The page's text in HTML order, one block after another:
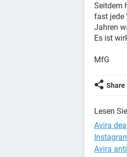
Seitdem
fast jede
Jahren
Es ist
MfG
Share
Lesen
Avira
Avira